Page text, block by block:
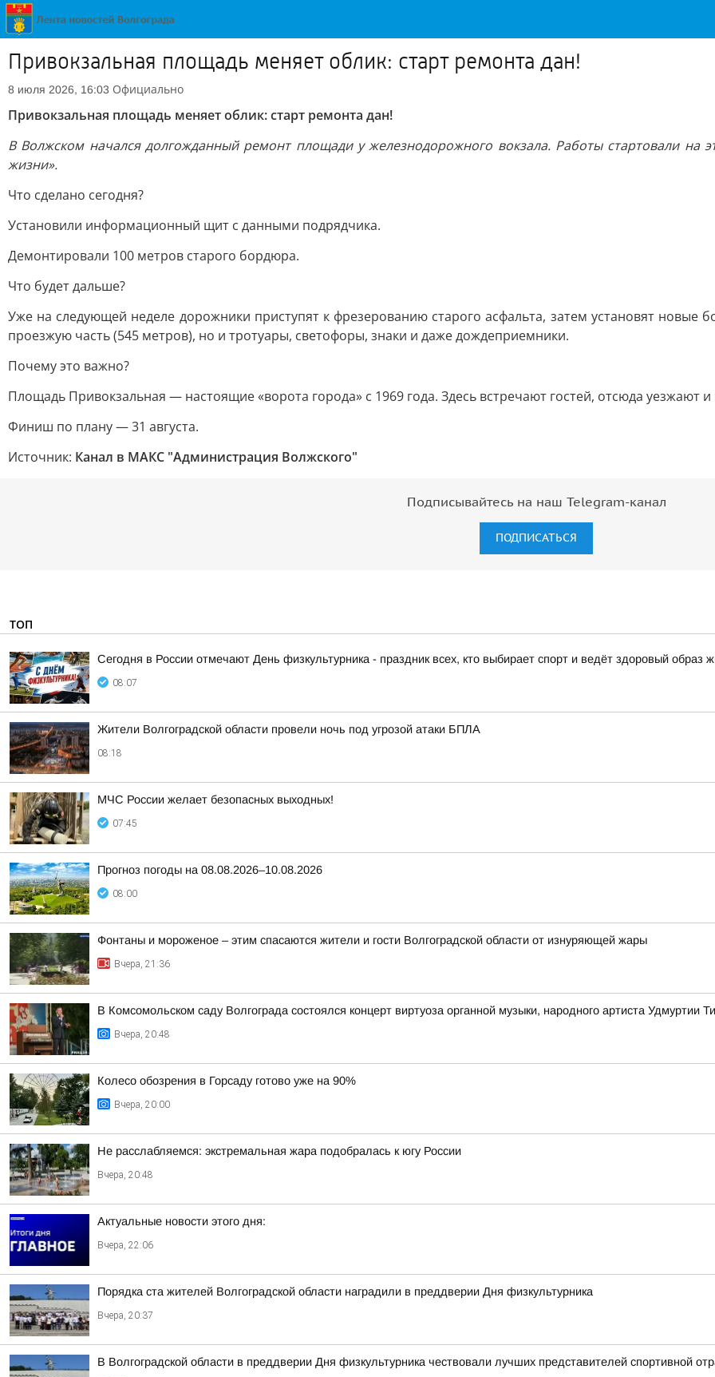
Привокзальная площадь меняет облик: старт ремонта дан!
8 июля 2026, 16:03 Официально
Привокзальная площадь меняет облик: старт ремонта дан!
В Волжском начался долгожданный ремонт площади у железнодорожного вокзала. Работы стартовали на
жизни».
Что сделано сегодня?
Установили информационный щит с данными подрядчика.
Демонтировали 100 метров старого бордюра.
Что будет дальше?
Уже на следующей неделе дорожники приступят к фрезерованию старого асфальта, затем установят новые
проезжую часть (545 метров), но и тротуары, светофоры, знаки и даже дождеприемники.
Почему это важно?
Площадь Привокзальная — настоящие «ворота города» с 1969 года. Здесь встречают гостей, отсюда уезжают
Финиш по плану — 31 августа.
Источник: Канал в МАКС "Администрация Волжского"
Подписывайтесь на наш Telegram-канал
ПОДПИСАТЬСЯ
ТОП
Сегодня в России отмечают День физкультурника - праздник всех, кто выбирает спорт и ведёт здоровый образ
08:07
Жители Волгоградской области провели ночь под угрозой атаки БПЛА
08:18
МЧС России желает безопасных выходных!
07:45
Прогноз погоды на 08.08.2026–10.08.2026
08:00
Фонтаны и мороженое – этим спасаются жители и гости Волгоградской области от изнуряющей жары
Вчера, 21:36
В Комсомольском саду Волгограда состоялся концерт виртуоза органной музыки, народного артиста Удмуртии
Вчера, 20:48
Колесо обозрения в Горсаду готово уже на 90%
Вчера, 20:00
Не расслабляемся: экстремальная жара подобралась к югу России
Вчера, 20:48
Актуальные новости этого дня:
Вчера, 22:06
Порядка ста жителей Волгоградской области наградили в преддверии Дня физкультурника
Вчера, 20:37
В Волгоградской области в преддверии Дня физкультурника чествовали лучших представителей спортивной